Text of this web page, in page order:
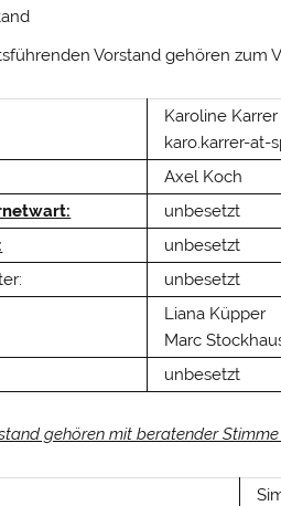
Vorstand gehören zum
Karoline Karrer
karo.karrer-at-
Axel Koch
unbesetzt
:
unbesetzt
unbesetzt
Liana Küpper
Marc
unbesetzt
gehören mit beratender